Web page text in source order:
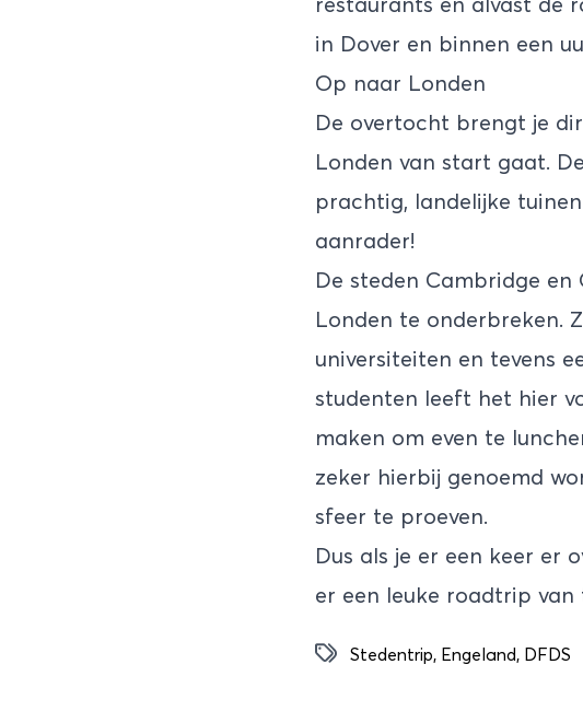
restaurants en alvast de
in Dover en binnen een
Op naar Londen
De overtocht brengt je
Londen van start gaat.
prachtig, landelijke
aanrader!
De steden Cambridge
Londen te onderbreken.
universiteiten en tevens
studenten leeft het hier
maken om even te
zeker hierbij genoemd
sfeer te proeven.
Dus als je er een keer er
er een leuke roadtrip van
Stedentrip, Engeland, DFDS